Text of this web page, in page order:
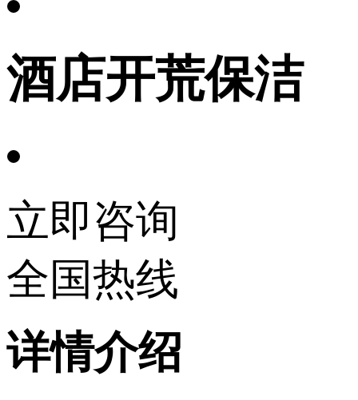
酒店开荒保洁
立即咨询
全国热线
详情介绍